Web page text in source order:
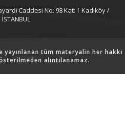
Caddesi No: 98 Kat: 1 Kadıköy /
İSTANBUL
tüm materyalin her hakkı
alıntılanamaz.